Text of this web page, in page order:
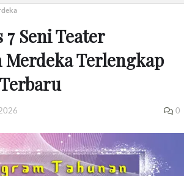
Seni Teater
Terlengkap
0